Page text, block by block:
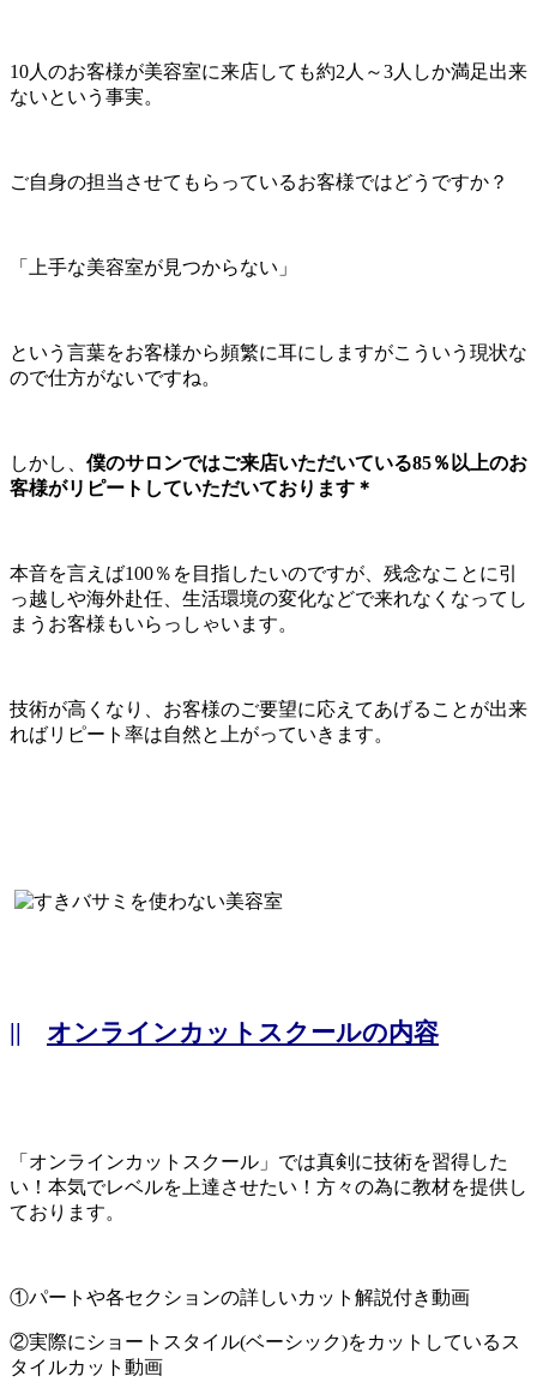
10人のお客様が美容室に来店しても約2人～3人しか満足出来
ないという事実。
ご自身の担当させてもらっているお客様ではどうですか？
「上手な美容室が見つからない」
という言葉をお客様から頻繁に耳にしますがこういう現状な
ので仕方がないですね。
しかし、 僕のサロンではご来店いただいている85％以上のお
客様がリピートしていただいております＊
本音を言えば100％を目指したいのですが、残念なことに引
っ越しや海外赴任、生活環境の変化などで来れなくなってし
まうお客様もいらっしゃいます。
技術が高くなり、お客様のご要望に応えてあげることが出来
ればリピート率は自然と上がっていきます。
|| オンラインカットスクールの内容
「オンラインカットスクール」では真剣に技術を習得した
い！本気でレベルを上達させたい！方々の為に教材を提供し
ております。
①パートや各セクションの詳しいカット解説付き動画
②実際にショートスタイル(ベーシック)をカットしているス
タイルカット動画